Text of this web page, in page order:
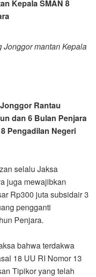
Kepala SMAN 8
Jonggor mantan Kepala
Rantau
dan 6 Bulan Penjara
Pengadilan Negeri
selalu Jaksa
juga mewajibkan
Rp300 juta subsidair 3
pengganti
Penjara.
bahwa terdakwa
18 UU RI Nomor 13
Tipikor yang telah